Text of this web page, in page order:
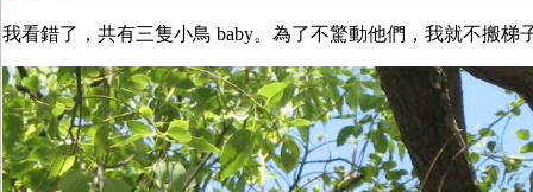
我看錯了，共有三隻小鳥 baby。為了不驚動他們，我就不搬梯